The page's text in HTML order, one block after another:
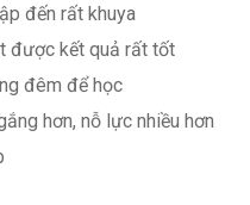
đến rất khuya
được kết quả rất tốt
đêm để học
hơn, nỗ lực nhiều hơn